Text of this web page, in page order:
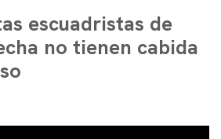
escuadristas de
no tienen cabida